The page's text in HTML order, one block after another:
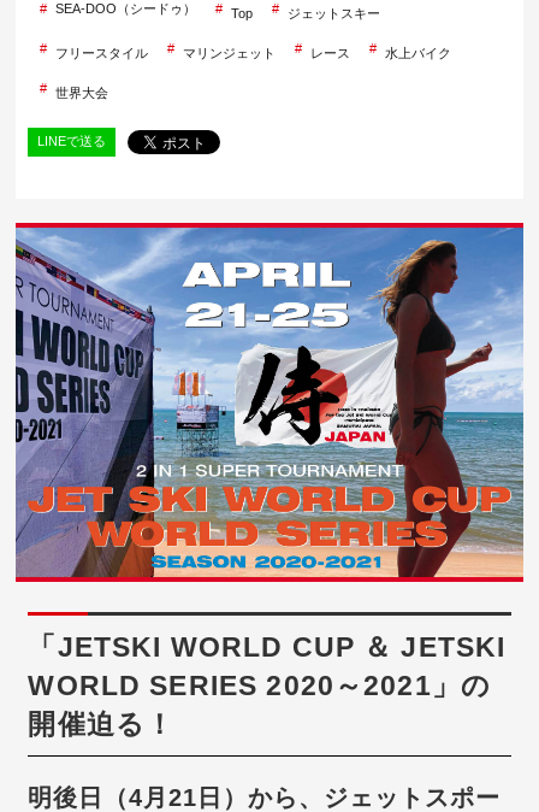
SEA-DOO（シードゥ） Top ジェットスキー
フリースタイル マリンジェット レース 水上バイク
世界大会
LINEで送る
「JETSKI WORLD CUP ＆ JETSKI
WORLD SERIES 2020～2021」の
開催迫る！
明後日（4月21日）から、ジェットスポー